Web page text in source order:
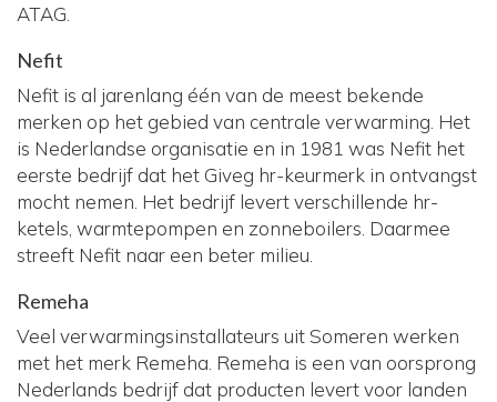
ATAG.
Nefit
Nefit is al jarenlang één van de meest bekende
merken op het gebied van centrale verwarming. Het
is Nederlandse organisatie en in 1981 was Nefit het
eerste bedrijf dat het Giveg hr-keurmerk in ontvangst
mocht nemen. Het bedrijf levert verschillende hr-
ketels, warmtepompen en zonneboilers. Daarmee
streeft Nefit naar een beter milieu.
Remeha
Veel verwarmingsinstallateurs uit Someren werken
met het merk Remeha. Remeha is een van oorsprong
Nederlands bedrijf dat producten levert voor landen